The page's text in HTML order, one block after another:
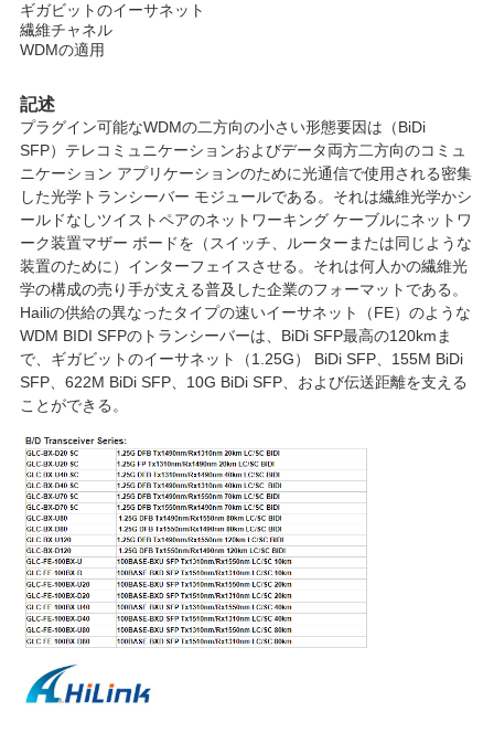
事
件
引
金
を
求
め
て
く
だ
さ
い
地
図
ギガビットのイーサネット
繊維チャネル
WDMの適用
記述
プラグイン可能なWDMの二方向の小さい形態要因は（BiDi
SFP）テレコミュニケーションおよびデータ両方二方向のコミュ
ニケーション アプリケーションのために光通信で使用される密集
した光学トランシーバー モジュールである。それは繊維光学かシ
ールドなしツイストペアのネットワーキング ケーブルにネットワ
ーク装置マザー ボードを（スイッチ、ルーターまたは同じような
装置のために）インターフェイスさせる。それは何人かの繊維光
学の構成の売り手が支える普及した企業のフォーマットである。
Hailiの供給の異なったタイプの速いイーサネット（FE）のような
WDM BIDI SFPのトランシーバーは、BiDi SFP最高の120kmま
で、ギガビットのイーサネット（1.25G） BiDi SFP、155M BiDi
SFP、622M BiDi SFP、10G BiDi SFP、および伝送距離を支える
ことができる。